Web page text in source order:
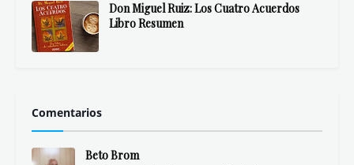
Don Miguel Ruiz: Los Cuatro Acuerdos
Libro Resumen
Comentarios
Beto Brom